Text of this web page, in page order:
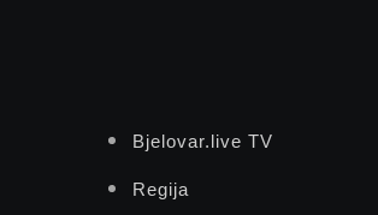
Bjelovar.live TV
Regija